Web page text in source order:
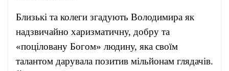
Близькі та колеги згадують Володимира як
надзвичайно харизматичну, добру та
«поціловану Богом» людину, яка своїм
талантом дарувала позитив мільйонам глядачів.